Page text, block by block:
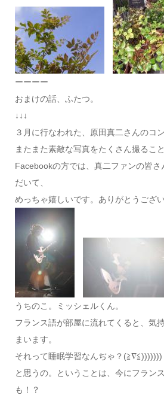
ーーーー
おまけの話、ふたつ。
↓↓↓
３月に行なわれた、原田真二さんのコン
またまた素敵な写真をたくさん撮るこ
Facebookの方では、真二ファンの皆さ
だいて、
めっちゃ嬉しいです。ありがとうござ
うちのこ。ミッシェルくん。
フランス語が部屋に流れてくると、気
まいます。
それって睡眠学習なんぢゃ？(≧∇≦)))))))
と思うの。ということは、今にフラン
も！？